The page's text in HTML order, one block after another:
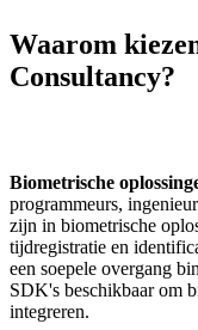
Waarom
Consultancy?
Biometrische
programmeurs,
zijn in biometrische
tijdregistratie en
een soepele overgang
SDK's beschikbaar om
integreren.